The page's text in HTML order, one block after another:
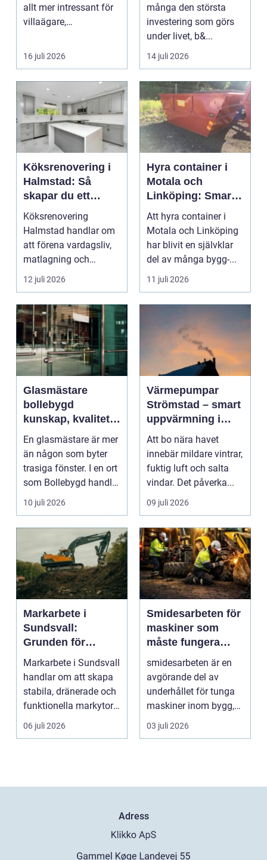
allt mer intressant för
villaägare,
o...
16 juli 2026
många den största
investering som görs
under livet, b&...
14 juli 2026
Köksrenovering i
Halmstad: Så
skapar du ett
funktionellt och
trivsamt kök
Köksrenovering
Halmstad handlar om
att förena vardagsliv,
matlagning och
umgänge i et...
12 juli 2026
Hyra container i
Motala och
Linköping: Smart
avfallshantering
för projekt i alla
storlekar
Att hyra container i
Motala och Linköping
har blivit en självklar
del av många bygg-...
11 juli 2026
Glasmästare
bollebygd
kunskap, kvalitet
och smarta
glaslösningar
En glasmästare är mer
än någon som byter
trasiga fönster. I en ort
som Bollebygd handlar
yrket lika ...
10 juli 2026
Värmepumpar
Strömstad – smart
uppvärmning i
kustklimat
Att bo nära havet
innebär mildare vintrar,
fuktig luft och salta
vindar. Det påverka...
09 juli 2026
Markarbete i
Sundsvall:
Grunden för
hållbara hus,
vägar och tomter
Markarbete i Sundsvall
handlar om att skapa
stabila, dränerade och
funktionella markytor
som kl...
06 juli 2026
Smidesarbeten för
maskiner som
måste fungera
varje dag
smidesarbeten är en
avgörande del av
underhållet för tunga
maskiner inom bygg,
entreprenad, skog
och...
03 juli 2026
Adress